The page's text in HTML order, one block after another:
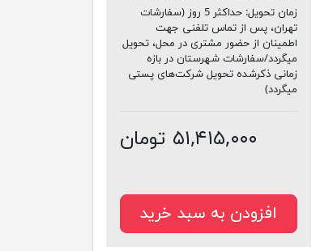
زمان تحویل:
حداکثر 5 روز (سفارشات
تهران، پس از تماس تلفنی جهت
اطمینان از حضور مشتری در محل، تحویل
میگردد/سفارشات شهرستان در بازه
زمانی ذکرشده تحویل شرکت‌های پستی
میگردد)
۵۱,۴۱۵,۰۰۰ تومان
افزودن به سبد خرید